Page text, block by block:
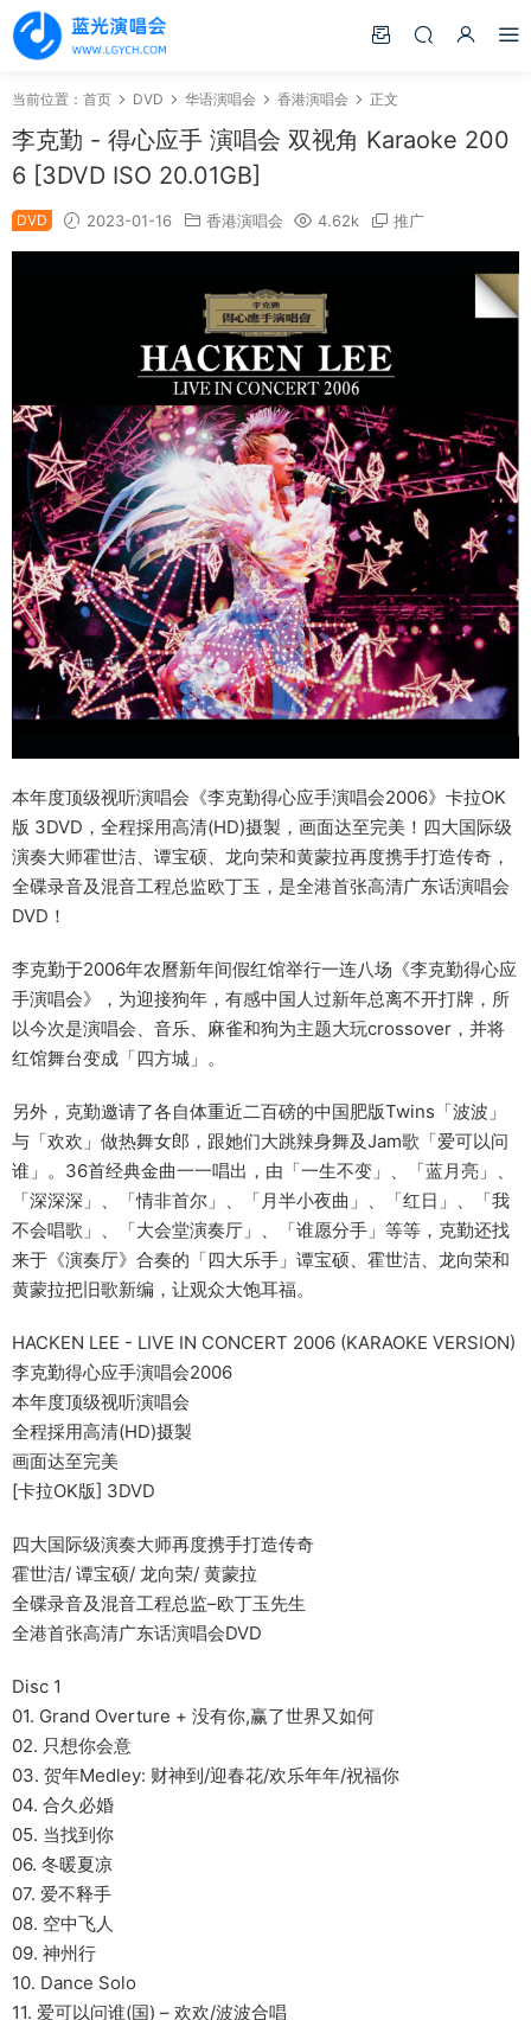
当前位置： 首页 DVD 华语演唱会 香港演唱会 正文
李克勤 - 得心应手 演唱会 双视角 Karaoke 200
6 [3DVD ISO 20.01GB]
DVD 2023-01-16 香港演唱会 4.62k 推广
本年度顶级视听演唱会《李克勤得心应手演唱会2006》卡拉OK
版 3DVD，全程採用高清(HD)摄製，画面达至完美！四大国际级
演奏大师霍世洁、谭宝硕、龙向荣和黄蒙拉再度携手打造传奇，
全碟录音及混音工程总监欧丁玉，是全港首张高清广东话演唱会
DVD！
李克勤于2006年农曆新年间假红馆举行一连八场《李克勤得心应
手演唱会》，为迎接狗年，有感中国人过新年总离不开打牌，所
以今次是演唱会、音乐、麻雀和狗为主题大玩crossover，并将
红馆舞台变成「四方城」。
另外，克勤邀请了各自体重近二百磅的中国肥版Twins「波波」
与「欢欢」做热舞女郎，跟她们大跳辣身舞及Jam歌「爱可以问
谁」。36首经典金曲一一唱出，由「一生不变」、「蓝月亮」、
「深深深」、「情非首尔」、「月半小夜曲」、「红日」、「我
不会唱歌」、「大会堂演奏厅」、「谁愿分手」等等，克勤还找
来于《演奏厅》合奏的「四大乐手」谭宝硕、霍世洁、龙向荣和
黄蒙拉把旧歌新编，让观众大饱耳福。
HACKEN LEE - LIVE IN CONCERT 2006 (KARAOKE VERSION)
李克勤得心应手演唱会2006
本年度顶级视听演唱会
全程採用高清(HD)摄製
画面达至完美
[卡拉OK版] 3DVD
四大国际级演奏大师再度携手打造传奇
霍世洁/ 谭宝硕/ 龙向荣/ 黄蒙拉
全碟录音及混音工程总监–欧丁玉先生
全港首张高清广东话演唱会DVD
Disc 1
01. Grand Overture + 没有你,赢了世界又如何
02. 只想你会意
03. 贺年Medley: 财神到/迎春花/欢乐年年/祝福你
04. 合久必婚
05. 当找到你
06. 冬暖夏凉
07. 爱不释手
08. 空中飞人
09. 神州行
10. Dance Solo
11. 爱可以问谁(国) – 欢欢/波波合唱